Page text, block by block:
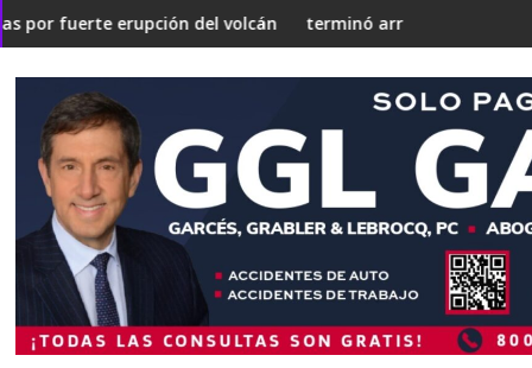
'Gaza silenciosa'
nuclear
del volcán de Fuegoterminó arrestada por múltiples cargos